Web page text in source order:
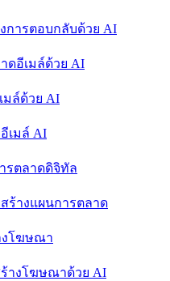
การตอบกลับด้วย AI
ดอีเมล์ด้วย AI
มล์ด้วย AI
เมล์ AI
รตลาดดิจิทัล
ร้างแผนการตลาด
งโฆษณา
างโฆษณาด้วย AI